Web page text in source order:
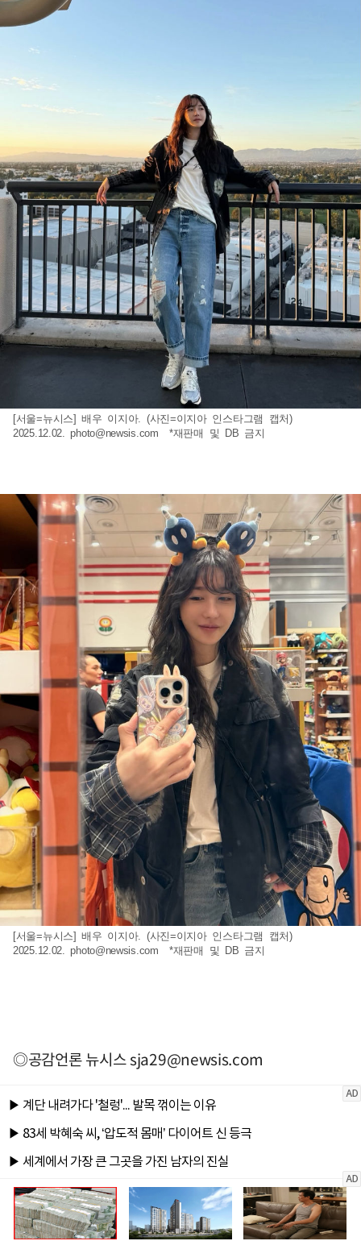
[서울=뉴시스] 배우 이지아. (사진=이지아 인스타그램 캡처)
2025.12.02.photo@newsis.com *재판매 및 DB 금지
[서울=뉴시스] 배우 이지아. (사진=이지아 인스타그램 캡처)
2025.12.02.photo@newsis.com *재판매 및 DB 금지
◎공감언론 뉴시스sja29@newsis.com